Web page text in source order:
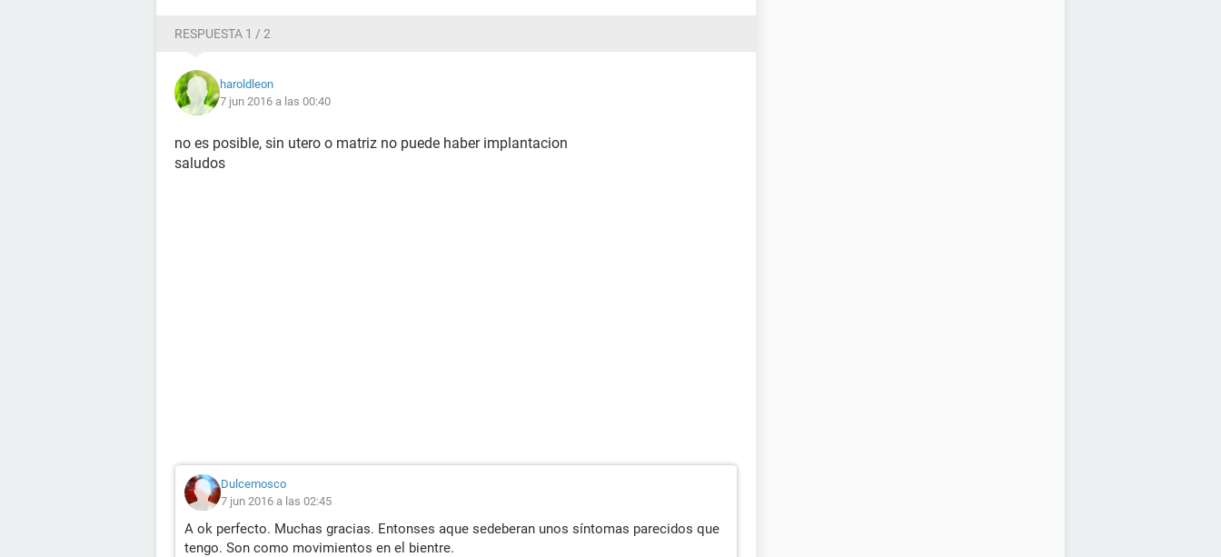
RESPUESTA 1 / 2
haroldleon
7 jun 2016 a las 00:40
no es posible, sin utero o matriz no puede haber implantacion
saludos
Dulcemosco
7 jun 2016 a las 02:45
A ok perfecto. Muchas gracias. Entonses aque sedeberan unos síntomas parecidos que
tengo. Son como movimientos en el bientre.